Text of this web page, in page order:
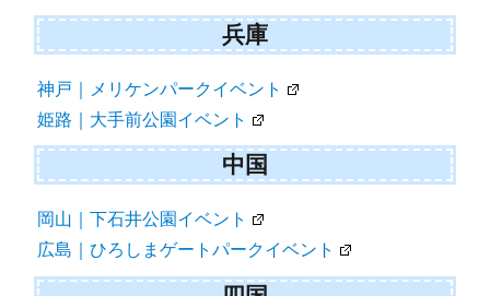
兵庫
神戸｜メリケンパークイベント
姫路｜大手前公園イベント
中国
岡山｜下石井公園イベント
広島｜ひろしまゲートパークイベント